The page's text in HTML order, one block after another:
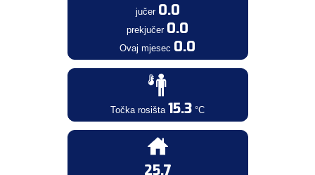
jučer 0.0
prekjučer 0.0
Ovaj mjesec 0.0
Točka rosišta 15.3 °C
25.7